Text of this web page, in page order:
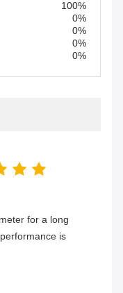
100%
0%
0%
0%
0%
for a long
is